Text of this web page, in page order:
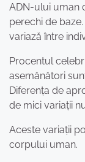
ADN-ului uman
perechi de
variază între
Procentul
asemănători
Diferența de
de mici variații
Aceste variații
corpului uman.